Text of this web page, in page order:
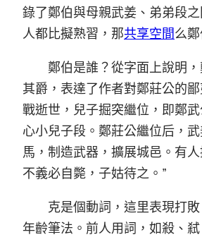
錄了鄭伯與母親武姜、弟弟段
人都比擬熟習，那共享空間么
鄭伯是誰？從字面上說明
其爵，表達了作者對鄭莊公的
戰逝世，兒子掘突繼位，即鄭
心小兒子段。鄭莊公繼位后，
馬，制造武器，擴展城邑。有
不義必自斃，子姑待之。”
克是個動詞，這里表現打
年齡筆法。前人用詞，如殺、